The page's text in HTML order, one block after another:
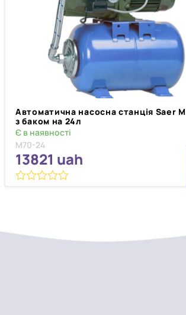
Автоматична насосна станція Saer
з баком на 24л
Є в наявності
M70-24
13821 uah